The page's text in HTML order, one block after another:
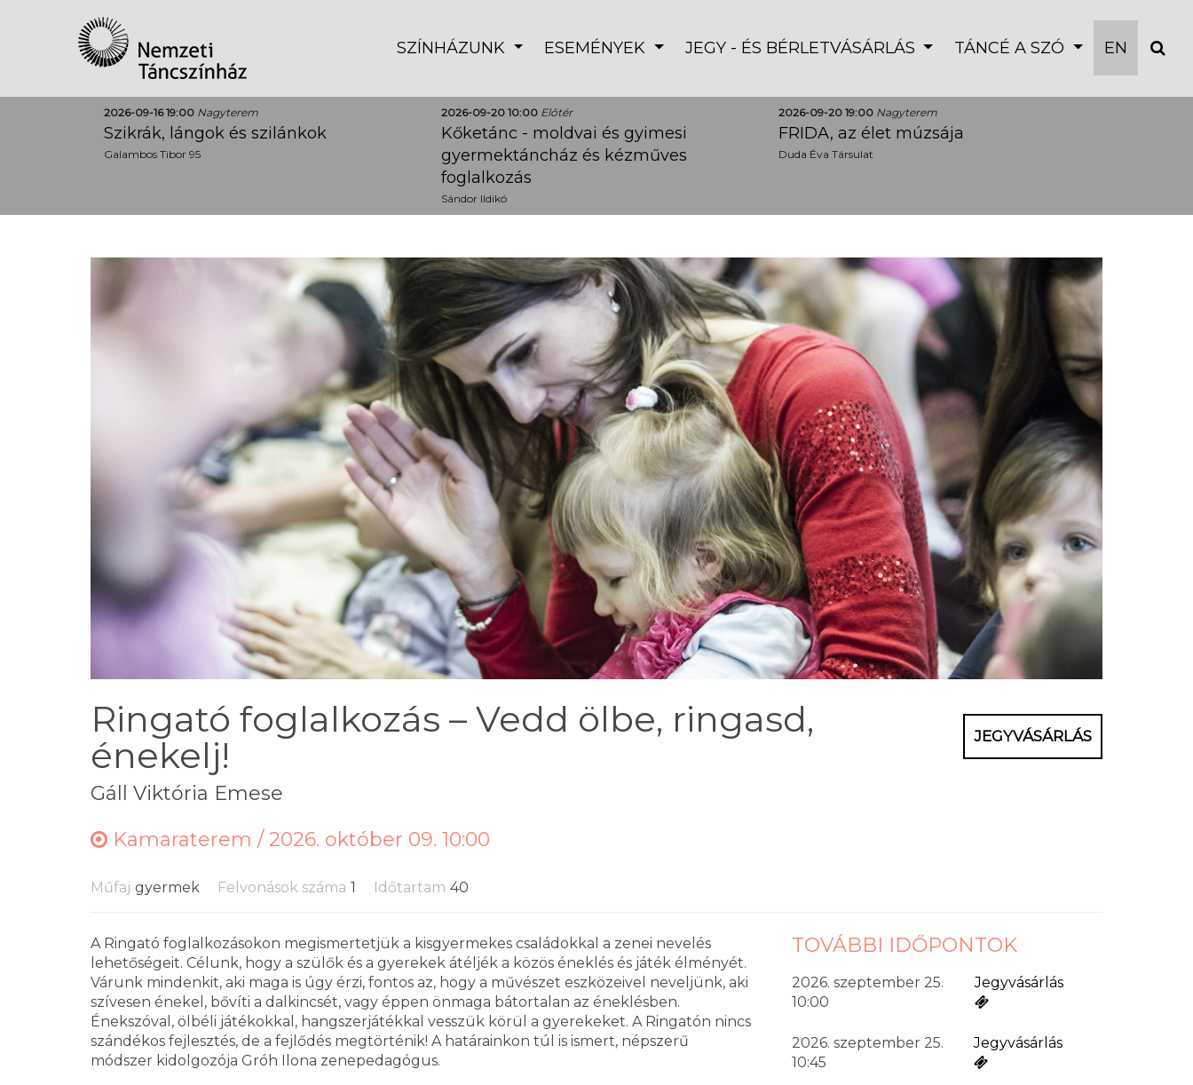
SZÍNHÁZUNK ESEMÉNYEK JEGY - ÉS BÉRLETVÁSÁRLÁS TÁNCÉ A SZÓ EN
2026-09-16 19:00 Nagyterem
Szikrák, lángok és szilánkok
Galambos Tibor 95
2026-09-20 10:00 Előtér
Kőketánc - moldvai és gyimesi
gyermektáncház és kézműves
foglalkozás
Sándor Ildikó
2026-09-20 19:00 Nagyterem
FRIDA, az élet múzsája
Duda Éva Társulat
Ringató foglalkozás – Vedd ölbe, ringasd,
énekelj!
Gáll Viktória Emese
JEGYVÁSÁRLÁS
Kamaraterem / 2026. október 09. 10:00
Műfaj gyermek Felvonások száma 1 Időtartam 40
A Ringató foglalkozásokon megismertetjük a kisgyermekes családokkal a zenei nevelés
lehetőségeit. Célunk, hogy a szülők és a gyerekek átéljék a közös éneklés és játék élményét.
Várunk mindenkit, aki maga is úgy érzi, fontos az, hogy a művészet eszközeivel neveljünk, aki
szívesen énekel, bővíti a dalkincsét, vagy éppen önmaga bátortalan az éneklésben.
Énekszóval, ölbéli játékokkal, hangszerjátékkal vesszük körül a gyerekeket. A Ringatón nincs
szándékos fejlesztés, de a fejlődés megtörténik! A határainkon túl is ismert, népszerű
módszer kidolgozója Gróh Ilona zenepedagógus.
TOVÁBBI IDŐPONTOK
2026. szeptember 25.
10:00
Jegyvásárlás
2026. szeptember 25.
10:45
Jegyvásárlás